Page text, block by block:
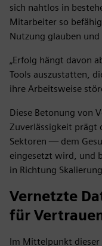
sich nahtlos in
Mitarbeiter so
Nutzung glauben und
„Erfolg hängt davon
Tools auszustatten,
ihre Arbeitsweise
Diese Betonung von
Zuverlässigkeit prägt
Sektoren — dem
eingesetzt wird, und
in Richtung
Vernetzte
für
Im Mittelpunkt dieser